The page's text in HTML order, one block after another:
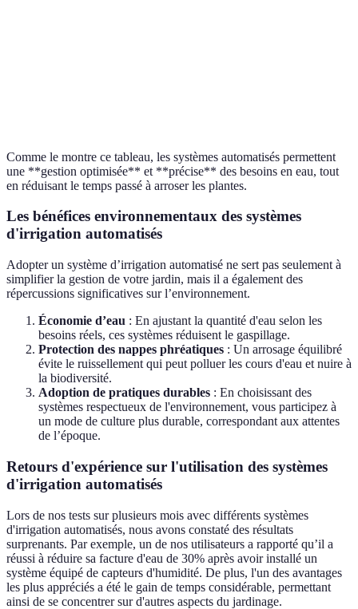
Comme le montre ce tableau, les systèmes automatisés permettent
une **gestion optimisée** et **précise** des besoins en eau, tout
en réduisant le temps passé à arroser les plantes.
Les bénéfices environnementaux des systèmes
d'irrigation automatisés
Adopter un système d’irrigation automatisé ne sert pas seulement à
simplifier la gestion de votre jardin, mais il a également des
répercussions significatives sur l’environnement.
Économie d’eau : En ajustant la quantité d'eau selon les
besoins réels, ces systèmes réduisent le gaspillage.
Protection des nappes phréatiques : Un arrosage équilibré
évite le ruissellement qui peut polluer les cours d'eau et nuire à
la biodiversité.
Adoption de pratiques durables : En choisissant des
systèmes respectueux de l'environnement, vous participez à
un mode de culture plus durable, correspondant aux attentes
de l’époque.
Retours d'expérience sur l'utilisation des systèmes
d'irrigation automatisés
Lors de nos tests sur plusieurs mois avec différents systèmes
d'irrigation automatisés, nous avons constaté des résultats
surprenants. Par exemple, un de nos utilisateurs a rapporté qu’il a
réussi à réduire sa facture d'eau de 30% après avoir installé un
système équipé de capteurs d'humidité. De plus, l'un des avantages
les plus appréciés a été le gain de temps considérable, permettant
ainsi de se concentrer sur d'autres aspects du jardinage.